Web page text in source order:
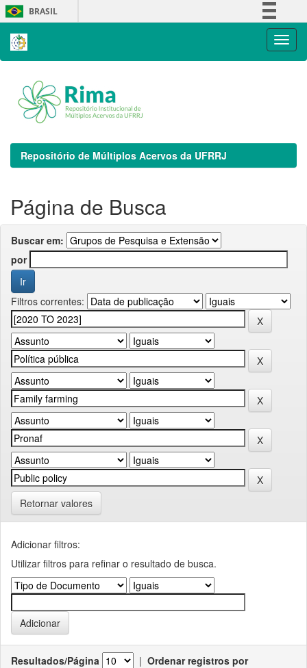
Skip
navigation
BRASIL
Repositório de Múltiplos Acervos da UFRRJ
Página de Busca
Buscar em:
por
Filtros correntes:
Retornar valores
Adicionar filtros:
Utilizar filtros para refinar o resultado de busca.
Resultados/Página | Ordenar registros por